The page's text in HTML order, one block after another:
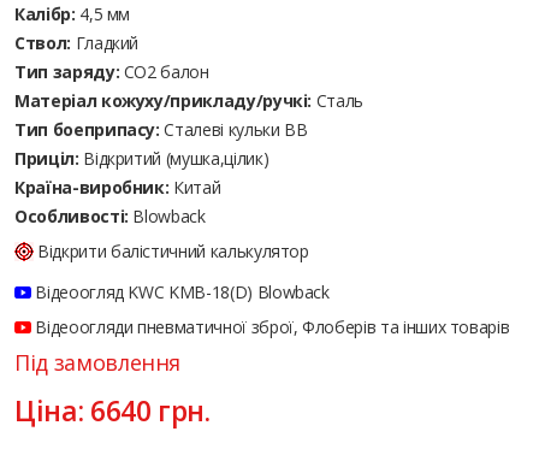
Калібр: 4,5 мм
Ствол: Гладкий
Тип заряду: CO2 балон
Матеріал кожуху/прикладу/ручкі: Сталь
Тип боеприпасу: Сталеві кульки ВВ
Приціл: Відкритий (мушка,цілик)
Країна-виробник: Китай
Особливості: Blowback
Відкрити балістичний калькулятор
Відеоогляд KWC KMB-18(D) Blowback
Відеоогляди пневматичної зброї, Флоберів та інших товарів
Під замовлення
Ціна: 6640 грн.